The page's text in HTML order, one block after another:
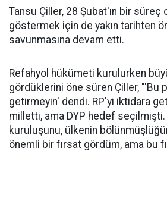
Tansu Çiller, 28 Şubat'ın bir süreç
göstermek için de yakın tarihten
savunmasına devam etti.
Refahyol hükümeti kurulurken
gördüklerini öne süren Çiller, "'Bu
getirmeyin' dendi. RP'yi iktidara
milletti, ama DYP hedef
kuruluşunu, ülkenin
önemli bir fırsat gördüm, ama bu